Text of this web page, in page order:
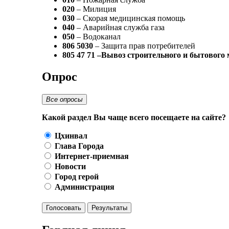
020 – Милиция
030 – Скорая медицинская помощь
040 – Аварийная служба газа
050 – Водоканал
806 5030 – Защита прав потребителей
805 47 71 –Вывоз строительного и бытового
Опрос
Все опросы
Какой раздел Вы чаще всего посещаете на сайте?
Цхинвал
Глава Города
Интернет-приемная
Новости
Город герой
Администрация
Голосовать Результаты